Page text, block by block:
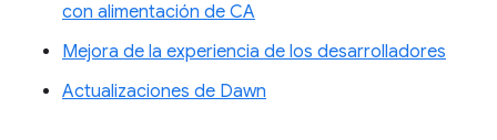
con alimentación de CA
Mejora de la experiencia de los desarrolladores
Actualizaciones de Dawn